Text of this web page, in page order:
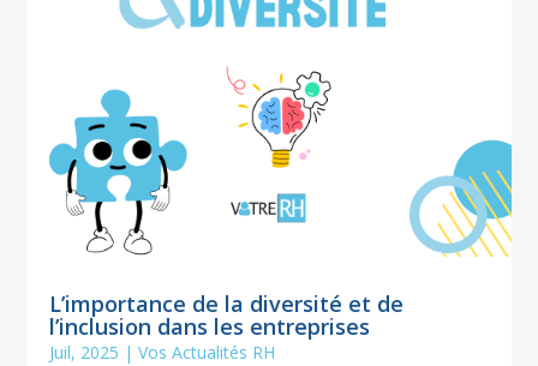
L’importance de la diversité et de
l’inclusion dans les entreprises
Juil, 2025 |Vos Actualités RH